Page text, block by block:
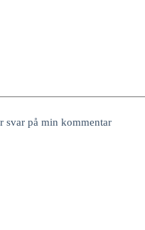
svar på min kommentar